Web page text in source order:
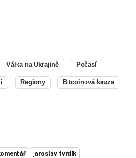
Válka na Ukrajině Počasí
Regiony Bitcoinová kauza
jaroslav tvrdík